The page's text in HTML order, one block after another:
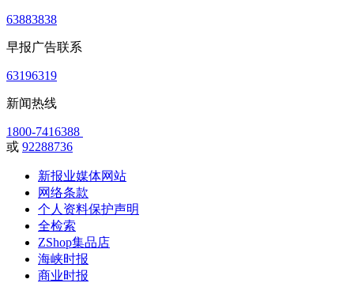
63883838
早报广告联系
63196319
新闻热线
1800-7416388
或 92288736
新报业媒体网站
网络条款
个人资料保护声明
全检索
ZShop集品店
海峡时报
商业时报